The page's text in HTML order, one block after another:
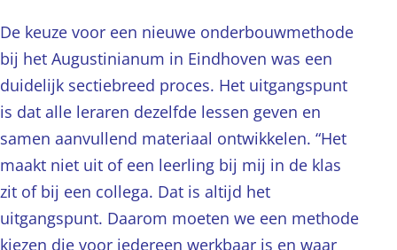
De keuze voor een nieuwe onderbouwmethode
bij het Augustinianum in Eindhoven was een
duidelijk sectiebreed proces. Het uitgangspunt
is dat alle leraren dezelfde lessen geven en
samen aanvullend materiaal ontwikkelen. “Het
maakt niet uit of een leerling bij mij in de klas
zit of bij een collega. Dat is altijd het
uitgangspunt. Daarom moeten we een methode
kiezen die voor iedereen werkbaar is en waar